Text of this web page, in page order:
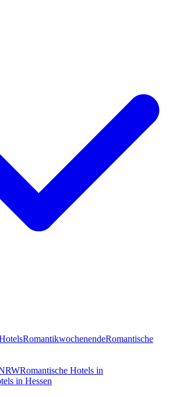
RomantikwochenendeRomantische
Romantische Hotels in
in Hessen